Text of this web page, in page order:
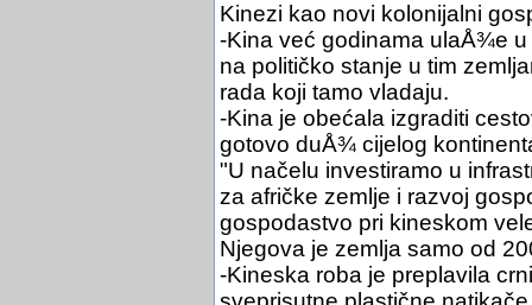
Kinezi kao novi kolonijalni
-Kina već godinama ulaÅ¾e
na političko stanje u tim
rada koji tamo vladaju.
-Kina je obećala izgraditi
gotovo duÅ¾ cijelog
"U načelu investiramo u
za afričke zemlje i razvoj
gospodastvo pri kineskom
Njegova je zemlja samo od
-Kineska roba je preplavila